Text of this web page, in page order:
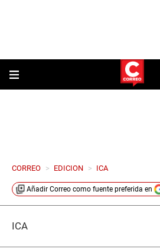
CORREO > EDICION > ICA
Añadir Correo como fuente preferida en
ICA